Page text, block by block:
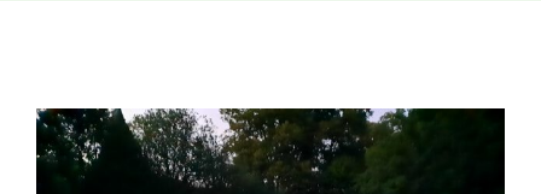
Zeige
grösseres